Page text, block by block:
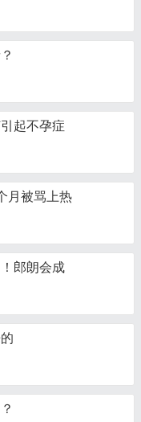
起不孕症
月被骂上热
郎朗会成